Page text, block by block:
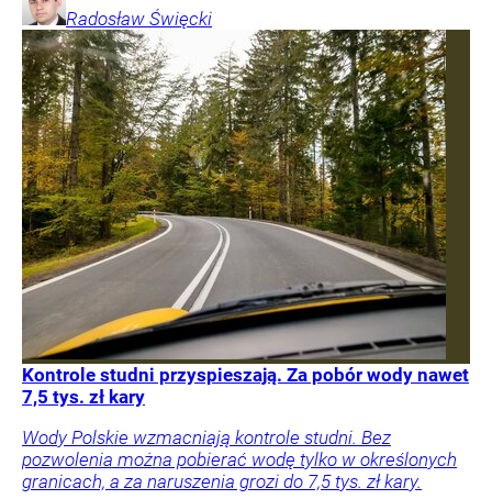
Radosław Święcki
Kontrole studni przyspieszają. Za pobór wody nawet
7,5 tys. zł kary
Wody Polskie wzmacniają kontrole studni. Bez
pozwolenia można pobierać wodę tylko w określonych
granicach, a za naruszenia grozi do 7,5 tys. zł kary.